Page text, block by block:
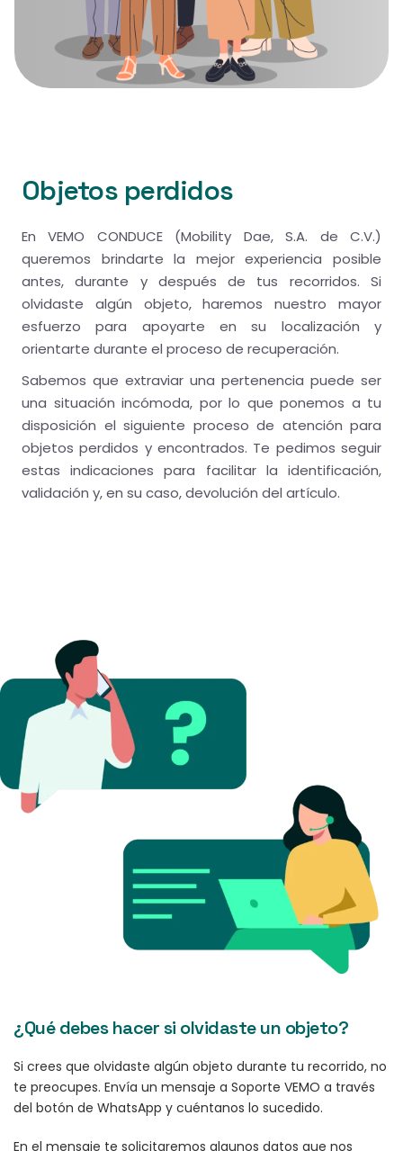
Objetos perdidos
En VEMO CONDUCE (Mobility Dae, S.A. de C.V.)
queremos brindarte la mejor experiencia posible
antes, durante y después de tus recorridos. Si
olvidaste algún objeto, haremos nuestro mayor
esfuerzo para apoyarte en su localización y
orientarte durante el proceso de recuperación.
Sabemos que extraviar una pertenencia puede ser
una situación incómoda, por lo que ponemos a tu
disposición el siguiente proceso de atención para
objetos perdidos y encontrados. Te pedimos seguir
estas indicaciones para facilitar la identificación,
validación y, en su caso, devolución del artículo.
¿Qué debes hacer si olvidaste un objeto?
Si crees que olvidaste algún objeto durante tu recorrido, no
te preocupes. Envía un mensaje a Soporte VEMO a través
del botón de WhatsApp y cuéntanos lo sucedido.
En el mensaje te solicitaremos algunos datos que nos